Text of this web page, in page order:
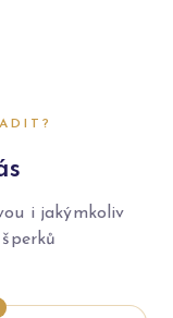
i jakýmkoliv